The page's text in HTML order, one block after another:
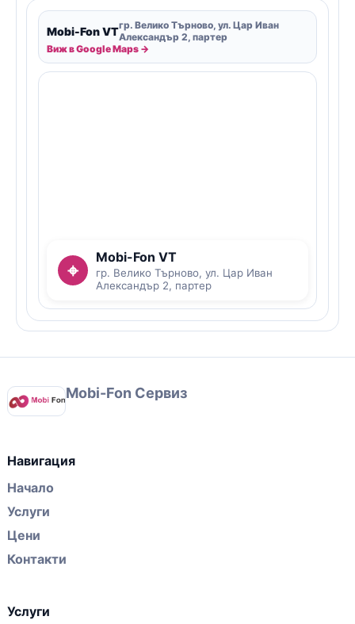
Mobi-Fon VTгр. Велико Търново, ул. Цар Иван
Александър 2, партер
Виж в Google Maps →
⌖
Mobi-Fon VT
гр. Велико Търново, ул. Цар Иван
Александър 2, партер
Mobi-Fon Сервиз
Навигация
Начало
Услуги
Цени
Контакти
Услуги